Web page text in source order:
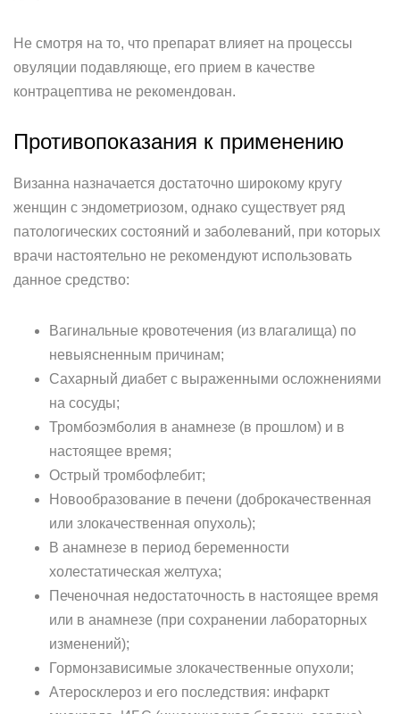
Не смотря на то, что препарат влияет на процессы
овуляции подавляюще, его прием в качестве
контрацептива не рекомендован.
Противопоказания к применению
Визанна назначается достаточно широкому кругу
женщин с эндометриозом, однако существует ряд
патологических состояний и заболеваний, при которых
врачи настоятельно не рекомендуют использовать
данное средство:
Вагинальные кровотечения (из влагалища) по
невыясненным причинам;
Сахарный диабет с выраженными осложнениями
на сосуды;
Тромбоэмболия в анамнезе (в прошлом) и в
настоящее время;
Острый тромбофлебит;
Новообразование в печени (доброкачественная
или злокачественная опухоль);
В анамнезе в период беременности
холестатическая желтуха;
Печеночная недостаточность в настоящее время
или в анамнезе (при сохранении лабораторных
изменений);
Гормонзависимые злокачественные опухоли;
Атеросклероз и его последствия: инфаркт